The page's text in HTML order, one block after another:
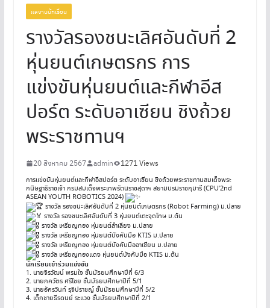
Assessment Online : ITA Online) ประจําปีงบประมาณ
พ.ศ. 2568
ผลงานนักเรียน
รางวัลรองชนะเลิศอันดับที่ 2
หุ่นยนต์เกษตรกร การ
แข่งขันหุ่นยนต์และกีฬาอีส
ปอร์ต ระดับอาเซียน ชิงถ้วย
พระราชทานฯ
20 สิงหาคม 2567 admin 1271 Views
การแข่งขันหุ่นยนต์และกีฬาอีสปอร์ต ระดับอาเซียน ชิงถ้วยพระราชทานสมเด็จพระ
กนิษฐาธิราชเจ้า กรมสมเด็จพระเทพรัตนราชสุดาฯ สยามบรมราชกุมารี (CPU’2nd
ASEAN YOUTH ROBOTICS 2024)
รางวัล รองชนะเลิศอันดับที่ 2 หุ่นยนต์เกษตรกร (Robot Farming) ม.ปลาย
รางวัล รองชนะเลิศอันดับที่ 3 หุ่นยนต์เตะจุดโทษ ม.ต้น
รางวัล เหรียญทอง หุ่นยนต์ลำเลียง ม.ปลาย
รางวัล เหรียญทอง หุ่นยนต์บังคับมือ KTIS ม.ปลาย
รางวัล เหรียญทอง หุ่นยนต์บังคับมืออาเซียน ม.ปลาย
รางวัล เหรียญทองแดง หุ่นยนต์บังคับมือ KTIS ม.ต้น
นักเรียนเข้าร่วมแข่งขัน
1. นายจิรวัฒน์ พรมใจ ชั้นมัธยมศึกษาปีที่ 6/3
2. นายภควัตร ศรีไชย ชั้นมัธยมศึกษาปีที่ 5/1
3. นายอัครวินท์ รุจิปราชญ์ ชั้นมัธยมศึกษาปีที่ 5/2
4. เด็กชายธีรดนย์ ระแวง ชั้นมัธยมศึกษาปีที่ 2/1